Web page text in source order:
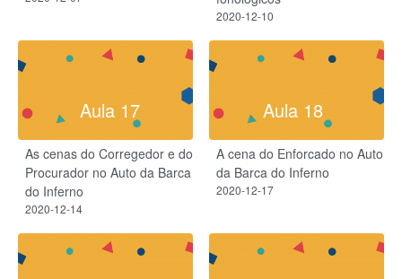
2020-12-10
Aula 17
As cenas do Corregedor e do
Procurador no Auto da Barca
do Inferno
2020-12-14
Aula 18
A cena do Enforcado no Auto
da Barca do Inferno
2020-12-17